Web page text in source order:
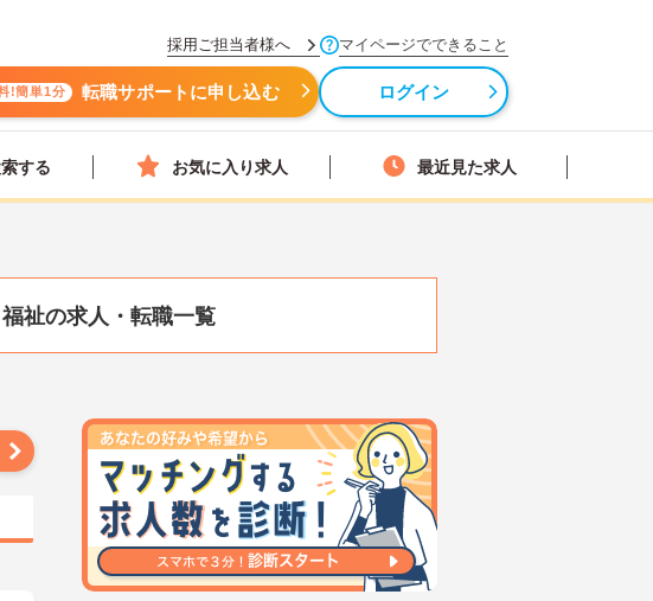
採用ご担当者様へ マイページでできること
!簡単1分 転職サポートに申し込む ログイン
する お気に入り求人 最近見た求人
祉の求人・転職一覧